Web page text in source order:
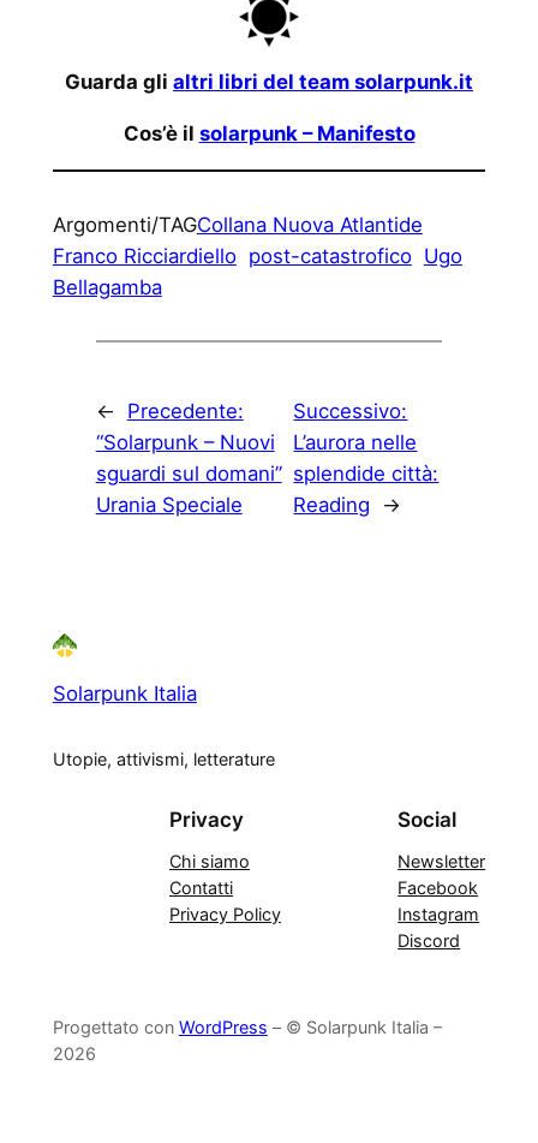
Guarda gli altri libri del team solarpunk.it
Cos’è il solarpunk – Manifesto
Argomenti/TAGCollana Nuova Atlantide
Franco Ricciardiello post-catastrofico Ugo
Bellagamba
←
Precedente:
“Solarpunk – Nuovi
sguardi sul domani”
Urania Speciale
Successivo:
L’aurora nelle
splendide città:
Reading
→
Solarpunk Italia
Utopie, attivismi, letterature
Privacy
Chi siamo
Contatti
Privacy Policy
Social
Newsletter
Facebook
Instagram
Discord
Progettato con WordPress – © Solarpunk Italia –
2026